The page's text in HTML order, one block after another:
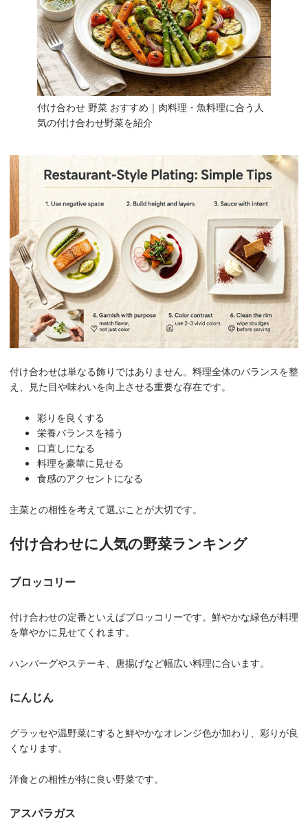
付け合わせ 野菜 おすすめ｜肉料理・魚料理に合う人
気の付け合わせ野菜を紹介
付け合わせは単なる飾りではありません。料理全体のバランスを整
え、見た目や味わいを向上させる重要な存在です。
彩りを良くする
栄養バランスを補う
口直しになる
料理を豪華に見せる
食感のアクセントになる
主菜との相性を考えて選ぶことが大切です。
付け合わせに人気の野菜ランキング
ブロッコリー
付け合わせの定番といえばブロッコリーです。鮮やかな緑色が料理
を華やかに見せてくれます。
ハンバーグやステーキ、唐揚げなど幅広い料理に合います。
にんじん
グラッセや温野菜にすると鮮やかなオレンジ色が加わり、彩りが良
くなります。
洋食との相性が特に良い野菜です。
アスパラガス